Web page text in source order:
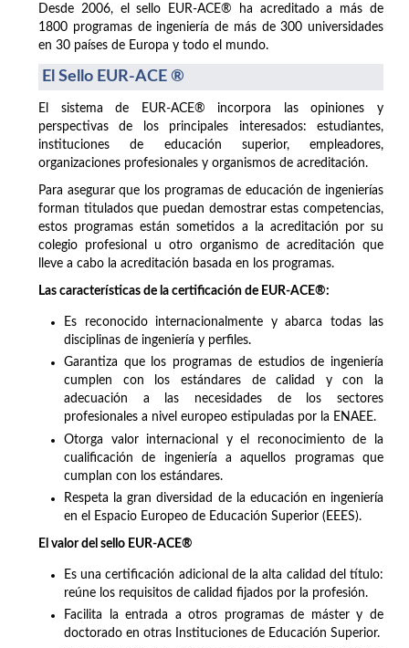
Desde 2006, el sello EUR-ACE® ha acreditado a más de
1800 programas de ingeniería de más de 300 universidades
en 30 países de Europa y todo el mundo.
El Sello EUR-ACE ®
El sistema de EUR-ACE® incorpora las opiniones y
perspectivas de los principales interesados: estudiantes,
instituciones de educación superior, empleadores,
organizaciones profesionales y organismos de acreditación.
Para asegurar que los programas de educación de ingenierías
forman titulados que puedan demostrar estas competencias,
estos programas están sometidos a la acreditación por su
colegio profesional u otro organismo de acreditación que
lleve a cabo la acreditación basada en los programas.
Las características de la certificación de EUR-ACE®:
Es reconocido internacionalmente y abarca todas las
disciplinas de ingeniería y perfiles.
Garantiza que los programas de estudios de ingeniería
cumplen con los estándares de calidad y con la
adecuación a las necesidades de los sectores
profesionales a nivel europeo estipuladas por la ENAEE.
Otorga valor internacional y el reconocimiento de la
cualificación de ingeniería a aquellos programas que
cumplan con los estándares.
Respeta la gran diversidad de la educación en ingeniería
en el Espacio Europeo de Educación Superior (EEES).
El valor del sello EUR-ACE®
Es una certificación adicional de la alta calidad del título:
reúne los requisitos de calidad fijados por la profesión.
Facilita la entrada a otros programas de máster y de
doctorado en otras Instituciones de Educación Superior.